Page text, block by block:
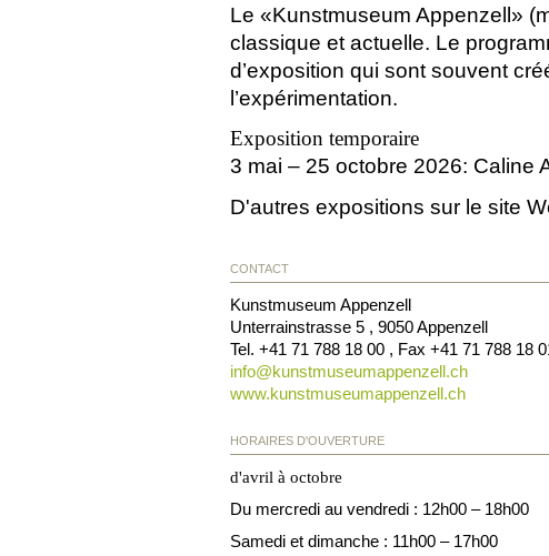
Le «Kunstmuseum Appenzell»
classique et actuelle. Le
d’exposition qui sont souvent
l’expérimentation.
Exposition temporaire
3 mai – 25 octobre 2026: Caline
D'autres expositions sur le site
CONTACT
Kunstmuseum Appenzell
Unterrainstrasse 5 , 9050Appenzell
Tel. +41 71 788 18 00 , Fax +41 71 788 18
info@kunstmuseumappenzell.ch
www.kunstmuseumappenzell.ch
HORAIRES D'OUVERTURE
d'avril à octobre
Du mercredi au vendredi : 12h00 – 18h00
Samedi et dimanche : 11h00 – 17h00